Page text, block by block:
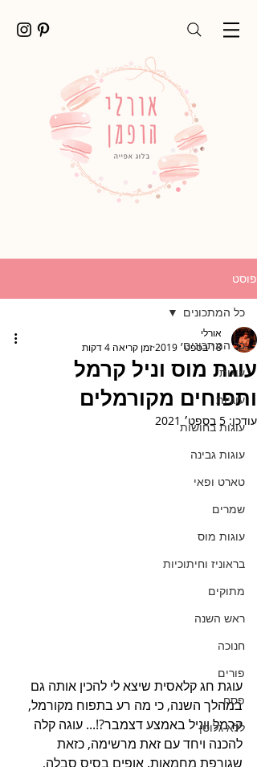
פוסט
כל המתכונים
עוגות
עוגיות
עוגות בחושות
עוגות גבינה
טארט ופאי
שמרים
עוגות מוס
בראוניז וחיתוכיות
מתוקים
ראש השנה
חנוכה
פורים
פסח
ללא גלוטן
כל המתכונים
עוגת מוס וניל קרמל
ותפוחים מקורמלים
אורלי
18 בספט׳ 2019
זמן קריאה 4 דקות
עודכן: 5 בספט׳ 2021
עוגת חג קלאסית שיצא לי להכין אותה גם
במהלך השנה, כי מה רע בתפוח מקורמל,
קרמל ווניל באמצע דצמבר?!... עוגה קלה
להכנה ויחד עם זאת מרשימה, כזאת
שגורפת מחמאות. אופים בסיס סבלה,